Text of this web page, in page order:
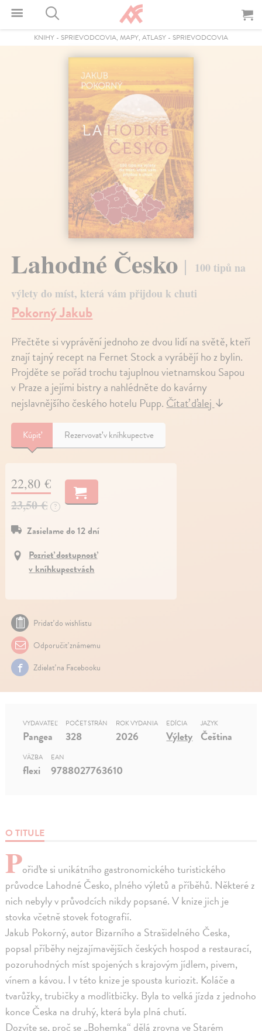
KNIHY - SPRIEVODCOVIA, MAPY, ATLASY - SPRIEVODCOVIA
Lahodné Česko
100 tipů na
výlety do míst, která vám přijdou k chuti
Pokorný Jakub
Přečtěte si vyprávění jednoho ze dvou lidí na světě, kteří
znají tajný recept na Fernet Stock a vyrábějí ho z bylin.
Projděte se pořád trochu tajuplnou vietnamskou Sapou
v Praze a jejími bistry a nahlédněte do kavárny
nejslavnějšího českého hotelu Pupp. Čítať ďalej ↓
Kúpiť Rezervovať v kníhkupectve
22,80 €
23,50 € ?
Zasielame do 12 dní
Pozrieť dostupnosť
v kníhkupectvách
Pridať do wishlistu
Odporučiť známemu
Zdielať na Facebooku
O TITULE
Pořiďte si unikátního gastronomického turistického
průvodce Lahodné Česko, plného výletů a příběhů. Některé z
nich nebyly v průvodcích nikdy popsané. V knize jich je
stovka včetně stovek fotografií.
Jakub Pokorný, autor Bizarního a Strašidelného Česka,
popsal příběhy nejzajímavějších českých hospod a restaurací,
pozoruhodných míst spojených s krajovým jídlem, pivem,
vínem a kávou. I v této knize je spousta kuriozit. Koláče a
tvarůžky, trubičky a modlitbičky. Byla to velká jízda z jednoho
konce Česka na druhý, která byla plná chutí.
Dozvíte se, proč se „Bohemka“ dělá zrovna ve Starém
VYDAVATEĽ
Pangea
POČET STRÁN
328
ROK VYDANIA
2026
EDÍCIA
Výlety
JAZYK
Čeština
VÄZBA
flexi
EAN
9788027763610